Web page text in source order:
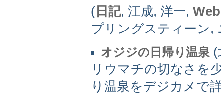
( 日記, 江成, 洋一,
プリングスティーン,
オジジの日帰り温泉 (
リウマチの切なさを
り温泉をデジカメで